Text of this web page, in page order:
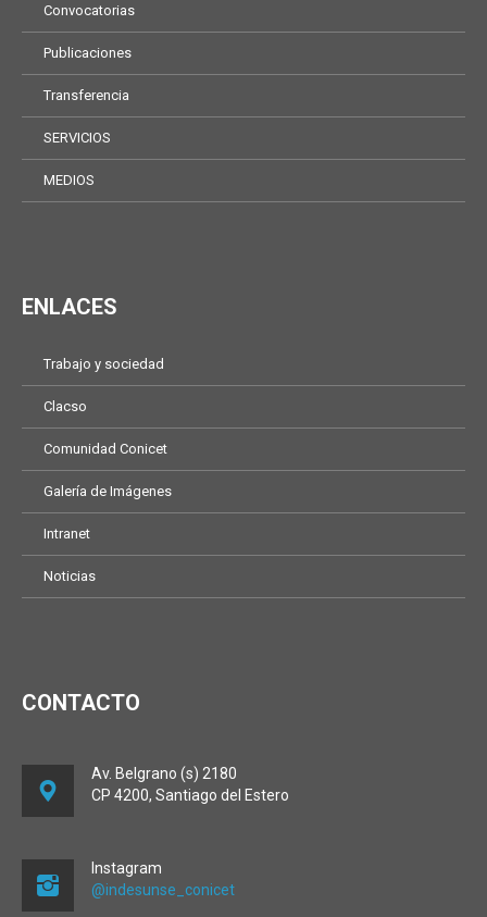
Convocatorias
Publicaciones
Transferencia
SERVICIOS
MEDIOS
ENLACES
Trabajo y sociedad
Clacso
Comunidad Conicet
Galería de Imágenes
Intranet
Noticias
CONTACTO
Av. Belgrano (s) 2180
CP 4200, Santiago del Estero
Instagram
@indesunse_conicet